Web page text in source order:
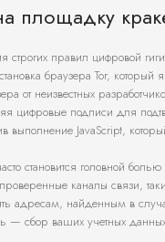
площадку
строгих правил цифровой
браузера Tor, который
от неизвестных
цифровые подписи для
выполнение JavaScript,
становится головной
каналы связи,
адресам, найденным в
сбор ваших учетных